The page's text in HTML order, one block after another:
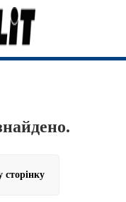
сторінку